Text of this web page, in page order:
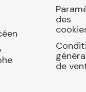
des
de